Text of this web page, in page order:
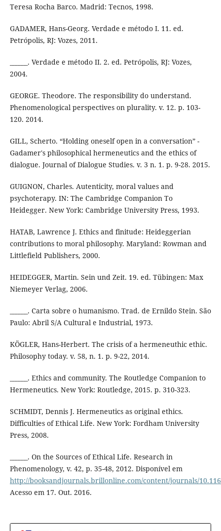
Teresa Rocha Barco. Madrid: Tecnos, 1998.
GADAMER, Hans-Georg. Verdade e método I. 11. ed.
Petrópolis, RJ: Vozes, 2011.
______. Verdade e método II. 2. ed. Petrópolis, RJ: Vozes,
2004.
GEORGE. Theodore. The responsibility do understand.
Phenomenological perspectives on plurality. v. 12. p. 103-
120. 2014.
GILL, Scherto. “Holding oneself open in a conversation” -
Gadamer's philosophical hermeneutics and the ethics of
dialogue. Journal of Dialogue Studies. v. 3 n. 1. p. 9-28. 2015.
GUIGNON, Charles. Autenticity, moral values and
psychoterapy. IN: The Cambridge Companion To
Heidegger. New York: Cambridge University Press, 1993.
HATAB, Lawrence J. Ethics and finitude: Heideggerian
contributions to moral philosophy. Maryland: Rowman and
Littlefield Publishers, 2000.
HEIDEGGER, Martin. Sein und Zeit. 19. ed. Tübingen: Max
Niemeyer Verlag, 2006.
______. Carta sobre o humanismo. Trad. de Ernildo Stein. São
Paulo: Abril S/A Cultural e Industrial, 1973.
KÖGLER, Hans-Herbert. The crisis of a hermeneuthic ethic.
Philosophy today. v. 58, n. 1. p. 9-22, 2014.
______. Ethics and community. The Routledge Companion to
Hermeneutics. New York: Routledge, 2015. p. 310-323.
SCHMIDT, Dennis J. Hermeneutics as original ethics.
Difficulties of Ethical Life. New York: Fordham University
Press, 2008.
______. On the Sources of Ethical Life. Research in
Phenomenology, v. 42, p. 35-48, 2012. Disponível em
http://booksandjournals.brillonline.com/content/journals/
Acesso em 17. Out. 2016.